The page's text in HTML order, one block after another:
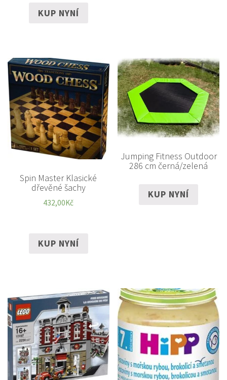
KUP NYNÍ
Spin Master Klasické
dřevěné šachy
432,00Kč
KUP NYNÍ
Jumping Fitness Outdoor
286 cm černá/zelená
KUP NYNÍ